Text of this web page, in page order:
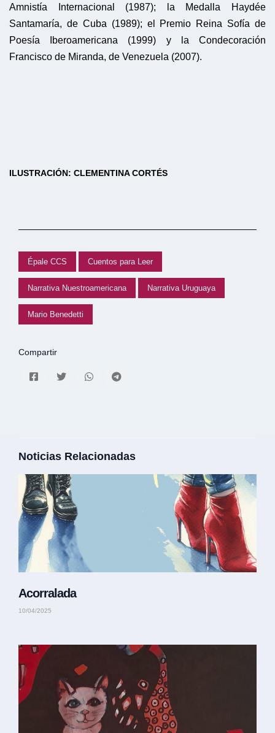
Amnistía Internacional (1987); la Medalla Haydée
Santamaría, de Cuba (1989); el Premio Reina Sofía de
Poesía Iberoamericana (1999) y la Condecoración
Francisco de Miranda, de Venezuela (2007).
ILUSTRACIÓN: CLEMENTINA CORTÉS
Épale CCS Cuentos para Leer
Narrativa Nuestroamericana Narrativa Uruguaya
Mario Benedetti
Compartir
Noticias Relacionadas
Acorralada
10/04/2025